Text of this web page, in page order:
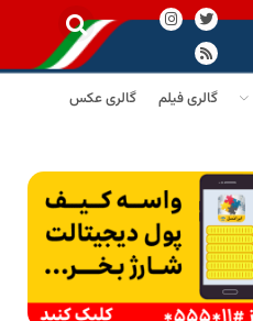
گالری فیلم
گالری عکس